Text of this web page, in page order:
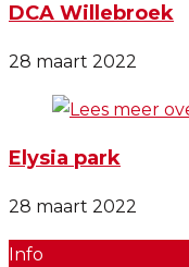
DCA Willebroek
28 maart 2022
Elysia park
28 maart 2022
Info